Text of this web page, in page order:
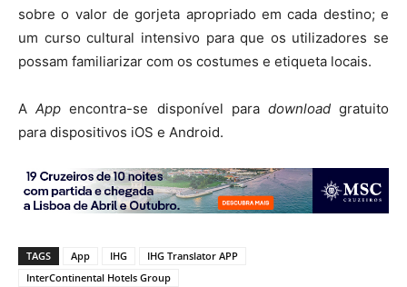
sobre o valor de gorjeta apropriado em cada destino; e
um curso cultural intensivo para que os utilizadores se
possam familiarizar com os costumes e etiqueta locais.
AApp encontra-se disponível para downloadgratuito
para dispositivos iOS e Android.
TAGS App IHG
IHG Translator APP
InterContinental Hotels Group